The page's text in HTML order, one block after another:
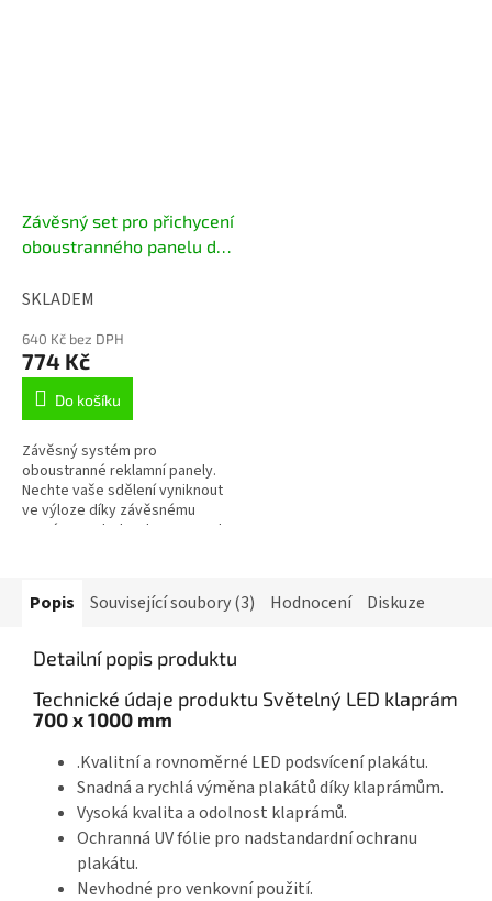
Závěsný set pro přichycení
oboustranného panelu do
SKLADEM
640 Kč bez DPH
774 Kč
Do košíku
Závěsný systém pro
oboustranné reklamní panely.
Nechte vaše sdělení vyniknout
ve výloze díky závěsnému
systému. Od 5 ks sleva 3% Od
Popis Související soubory (3) Hodnocení Diskuze
Detailní popis produktu
Technické údaje produktu Světelný LED klaprám
700 x 1000 mm
.Kvalitní a rovnoměrné LED podsvícení plakátu.
Snadná a rychlá výměna plakátů díky klaprámům.
Vysoká kvalita a odolnost klaprámů.
Ochranná UV fólie pro nadstandardní ochranu
plakátu.
Nevhodné pro venkovní použití.